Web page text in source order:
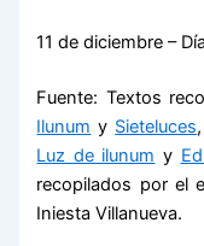
11 de diciembre –
Fuente: Textos
Ilunum y Sieteluces
Luz de ilunum y
recopilados por el
Iniesta Villanueva.